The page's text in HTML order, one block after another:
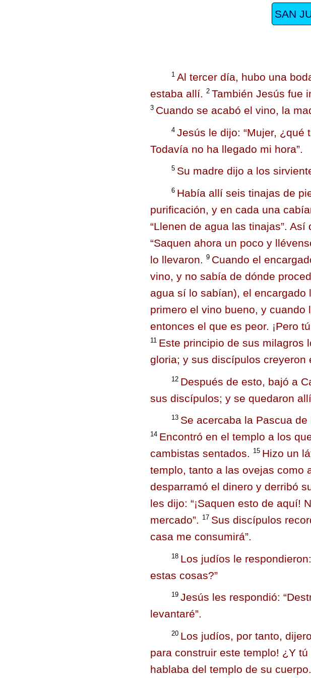
SAN
1 Al tercer día, hubo una
estaba allí. 2 También Jesús fue
3 Cuando se acabó el vino, la
4 Jesús le dijo: “Mujer, ¿qué
Todavía no ha llegado mi hora”.
5 Su madre dijo a los
6 Había allí seis tinajas de
purificación, y en cada una
“Llenen de agua las tinajas”.
“Saquen ahora un poco y
lo llevaron. 9 Cuando el
vino, y no sabía de dónde
agua sí lo sabían), el encargado
primero el vino bueno, y
entonces el que es peor. ¡Pero
11 Este principio de sus milagros
gloria; y sus discípulos creyeron
12 Después de esto, bajó a
sus discípulos; y se quedaron
13 Se acercaba la Pascua
14 Encontró en el templo a los
cambistas sentados.
15 Hizo un
templo, tanto a las ovejas como
desparramó el dinero y derribó
les dijo: “¡Saquen esto de aquí!
mercado”.
17 Sus discípulos
casa me consumirá”.
18 Los judíos le
estas cosas?”
19 Jesús les respondió:
levantaré”.
20 Los judíos, por tanto,
para construir este templo! ¿Y
hablaba del templo de su cuerpo.